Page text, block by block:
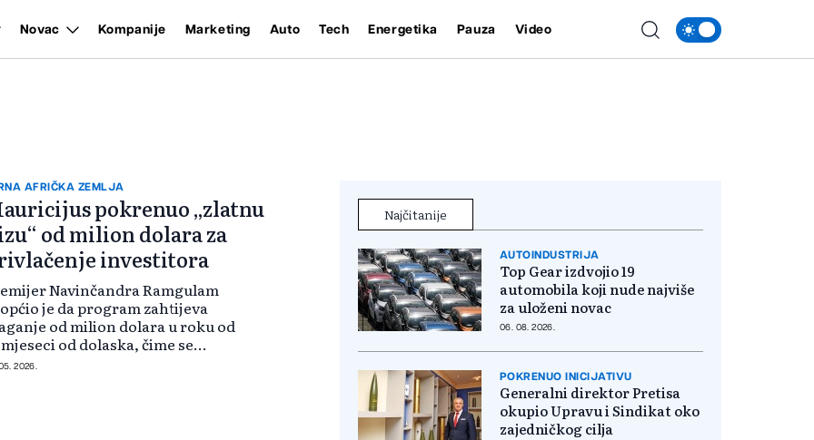
Novac Kompanije Marketing Auto Tech Energetika Pauza Video
AFRIČKA ZEMLJA
pokrenuo „zlatnu
od milion dolara za
investitora
Navinčandra Ramgulam
je da program zahtijeva
od milion dolara u roku od
mjeseci od dolaska, čime se
pozicionira kao jedna od
2026.
Najčitanije
AUTOINDUSTRIJA
Top Gear izdvojio 19
automobila koji nude najviše
za uloženi novac
06. 08. 2026.
POKRENUO INICIJATIVU
Generalni direktor Pretisa
okupio Upravu i Sindikat oko
zajedničkog cilja